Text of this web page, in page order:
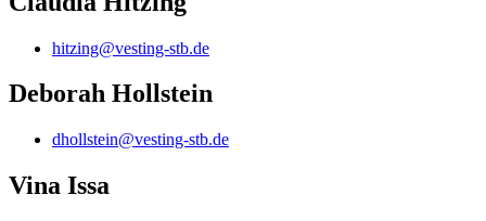
hitzing@vesting-stb.de
Deborah Hollstein
dhollstein@vesting-stb.de
Vina Issa